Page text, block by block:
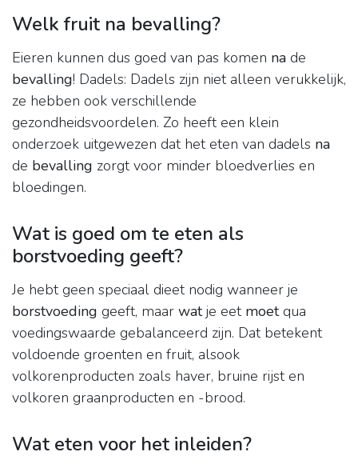
Welk fruit na bevalling?
Eieren kunnen dus goed van pas komen na de
bevalling! Dadels: Dadels zijn niet alleen verukkelijk,
ze hebben ook verschillende
gezondheidsvoordelen. Zo heeft een klein
onderzoek uitgewezen dat het eten van dadels na
de bevalling zorgt voor minder bloedverlies en
bloedingen.
Wat is goed om te eten als
borstvoeding geeft?
Je hebt geen speciaal dieet nodig wanneer je
borstvoeding geeft, maar watje eet moetqua
voedingswaarde gebalanceerd zijn. Dat betekent
voldoende groenten en fruit, alsook
volkorenproducten zoals haver, bruine rijst en
volkoren graanproducten en -brood.
Wat eten voor het inleiden?